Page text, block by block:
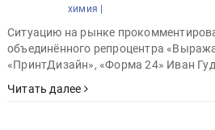
химия |
Ситуацию на рынке
объединённого репроцентра
«ПринтДизайн», «Форма 24» Иван
Читать далее